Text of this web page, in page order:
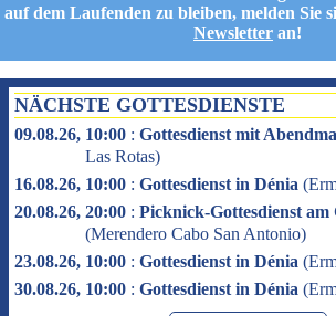
auf dem Laufenden zu bleiben, melden Sie
Newsletter an!
NÄCHSTE GOTTESDIENSTE
09.08.26, 10:00 : Gottesdienst mit
Las Rotas)
16.08.26, 10:00 : Gottesdienst in Dénia (
20.08.26, 20:00 : Picknick-Gottesdienst
(Merendero Cabo San Antonio)
23.08.26, 10:00 : Gottesdienst in Dénia (
30.08.26, 10:00 : Gottesdienst in Dénia (